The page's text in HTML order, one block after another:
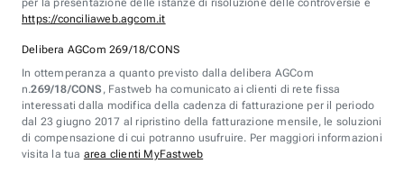
per la presentazione delle istanze di risoluzione delle controversie è
https://conciliaweb.agcom.it
Delibera AGCom 269/18/CONS
In ottemperanza a quanto previsto dalla delibera AGCom
n.269/18/CONS , Fastweb ha comunicato ai clienti di rete fissa
interessati dalla modifica della cadenza di fatturazione per il periodo
dal 23 giugno 2017 al ripristino della fatturazione mensile, le soluzioni
di compensazione di cui potranno usufruire. Per maggiori informazioni
visita la tua area clienti MyFastweb